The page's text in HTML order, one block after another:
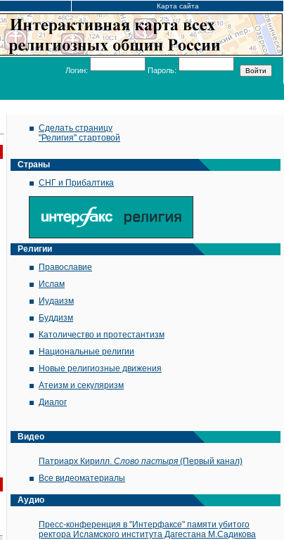
Карта сайта
Логин: Пароль:
Сделать страницу
"Религия" стартовой
Страны
СНГ и Прибалтика
Религии
Православие
Ислам
Иудаизм
Буддизм
Католичество и протестантизм
Национальные религии
Новые религиозные движения
Атеизм и секуляризм
Диалог
Видео
Патриарх Кирилл. Слово пастыря (Первый канал)
Все видеоматериалы
Аудио
Пресс-конференция в "Интерфаксе" памяти убитого
ректора Исламского института Дагестана М.Садикова